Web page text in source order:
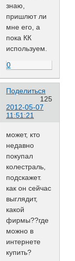
знаю,
пришлют ли
мне его, а
пока КК
используем.
0
Поделиться
125
2012-05-07
11:51:21
может, кто
недавно
покупал
колестраль,
подскажет.
как он сейчас
выглядит,
какой
фирмы??где
можно в
интернете
купить?